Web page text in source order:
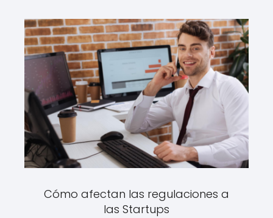
Cómo afectan las regulaciones a
las Startups